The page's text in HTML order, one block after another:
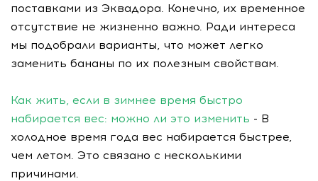
поставками из Эквадора. Конечно, их временное
отсутствие не жизненно важно. Ради интереса
мы подобрали варианты, что может легко
заменить бананы по их полезным свойствам.
Как жить, если в зимнее время быстро
набирается вес: можно ли это изменить - В
холодное время года вес набирается быстрее,
чем летом. Это связано с несколькими
причинами.